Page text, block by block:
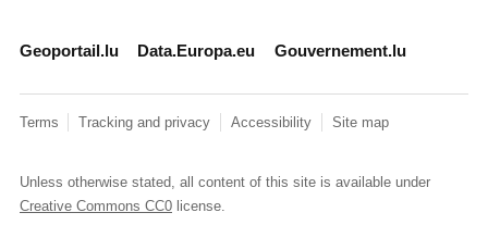
Geoportail.lu Data.Europa.eu Gouvernement.lu
Terms Tracking and privacy Accessibility Site map
Unless otherwise stated, all content of this site is available under
Creative Commons CC0license.